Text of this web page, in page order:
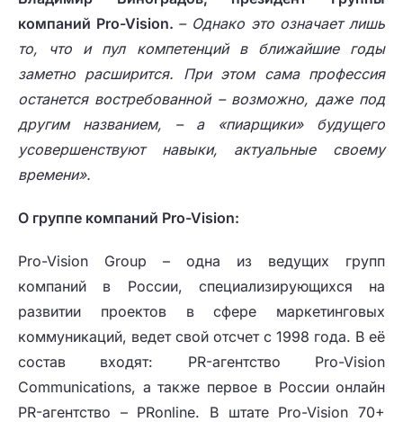
компаний Pro-Vision. – Однако это означает лишь
то, что и пул компетенций в ближайшие годы
заметно расширится. При этом сама профессия
останется востребованной – возможно, даже под
другим названием, – а «пиарщики» будущего
усовершенствуют навыки, актуальные своему
времени».
О группе компаний Pro-Vision:
Pro-Vision Group – одна из ведущих групп
компаний в России, специализирующихся на
развитии проектов в сфере маркетинговых
коммуникаций, ведет свой отсчет с 1998 года. В её
состав входят: PR-агентство Pro-Vision
Communications, а также первое в России онлайн
PR-агентство – PRonline. В штате Pro-Vision 70+